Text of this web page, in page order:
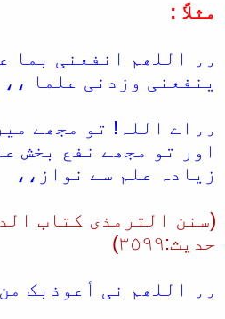
مثلاً :
٫٫ اللھم انفعنی
ینفعنی وزدنی علما ،،
٫٫اے اللہ! تو مجھے
اور تو مجھے نفع بخش
زیادہ علم سے نواز،،
حدیث:٣٥٩٩)
٫٫ اللھم نی أعوذبک من علم لاینفع،،